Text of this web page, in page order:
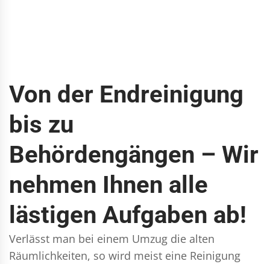
Von der Endreinigung
bis zu
Behördengängen – Wir
nehmen Ihnen alle
lästigen Aufgaben ab!
Verlässt man bei einem Umzug die alten
Räumlichkeiten, so wird meist eine Reinigung